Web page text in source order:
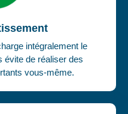
intégralement le
évite de réaliser des
vous-même.